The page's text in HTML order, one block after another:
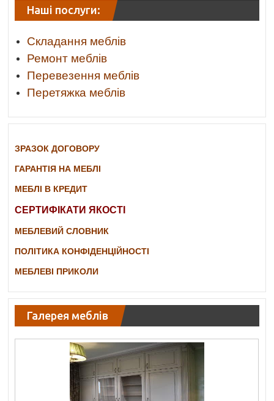
Наші послуги:
Складання меблів
Ремонт меблів
Перевезення меблів
Перетяжка меблів
ЗРАЗОК ДОГОВОРУ
ГАРАНТІЯ НА МЕБЛІ
МЕБЛІ В КРЕДИТ
СЕРТИФІКАТИ ЯКОСТІ
МЕБЛЕВИЙ СЛОВНИК
ПОЛІТИКА КОНФІДЕНЦІЙНОСТІ
МЕБЛЕВІ ПРИКОЛИ
Галерея меблів